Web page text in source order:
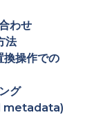
わせ
法
換操作での
グ
metadata)